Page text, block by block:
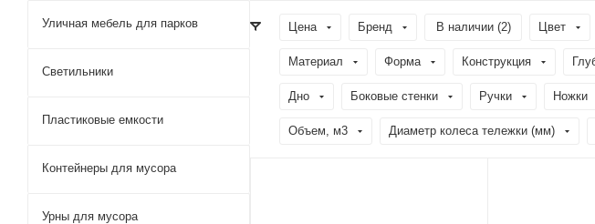
Цена Бренд В наличии (2) Цвет
Материал Форма Конструкция
Дно Боковые стенки Ручки Ножки
Объем, м3 Диаметр колеса тележки (мм)
Уличная мебель для парков
Светильники
Пластиковые емкости
Контейнеры для мусора
Урны для мусора